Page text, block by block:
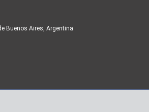
Buenos Aires, Argentina